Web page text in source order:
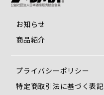
お知らせ
商品紹介
プライバシーポリシー
特定商取引法に基づく表記